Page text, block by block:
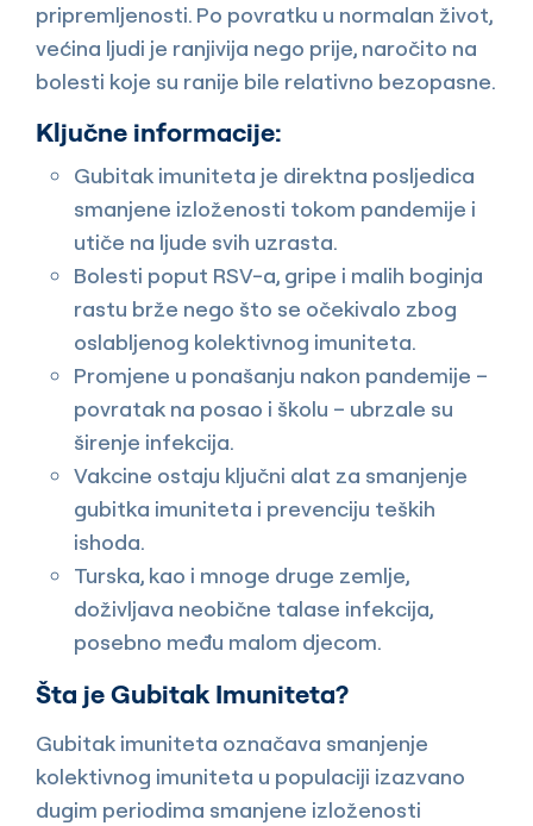
pripremljenosti. Po povratku u normalan život,
većina ljudi je ranjivija nego prije, naročito na
bolesti koje su ranije bile relativno bezopasne.
Ključne informacije:
Gubitak imuniteta je direktna posljedica
smanjene izloženosti tokom pandemije i
utiče na ljude svih uzrasta.
Bolesti poput RSV-a, gripe i malih boginja
rastu brže nego što se očekivalo zbog
oslabljenog kolektivnog imuniteta.
Promjene u ponašanju nakon pandemije –
povratak na posao i školu – ubrzale su
širenje infekcija.
Vakcine ostaju ključni alat za smanjenje
gubitka imuniteta i prevenciju teških
ishoda.
Turska, kao i mnoge druge zemlje,
doživljava neobične talase infekcija,
posebno među malom djecom.
Šta je Gubitak Imuniteta?
Gubitak imuniteta označava smanjenje
kolektivnog imuniteta u populaciji izazvano
dugim periodima smanjene izloženosti